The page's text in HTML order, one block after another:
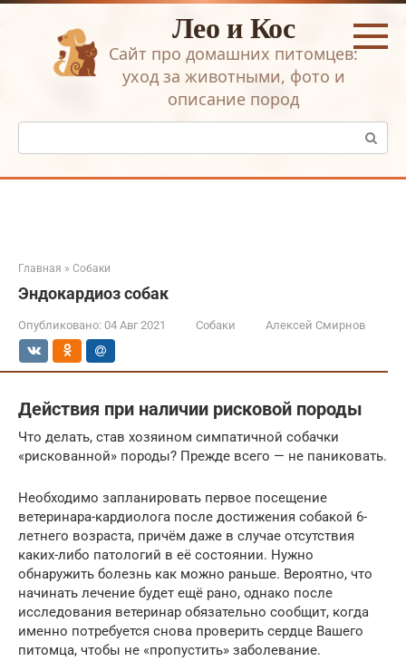
Перейти
Лео и Кос
Сайт про домашних питомцев:
уход за животными, фото и
описание пород
Поиск:
Главная » Собаки
Эндокардиоз собак
Опубликовано: 04 Авг 2021 Собаки Алексей Смирнов
Действия при наличии рисковой породы
Что делать, став хозяином симпатичной собачки
«рискованной» породы? Прежде всего — не паниковать.
Необходимо запланировать первое посещение
ветеринара-кардиолога после достижения собакой 6-
летнего возраста, причём даже в случае отсутствия
каких-либо патологий в её состоянии. Нужно
обнаружить болезнь как можно раньше. Вероятно, что
начинать лечение будет ещё рано, однако после
исследования ветеринар обязательно сообщит, когда
именно потребуется снова проверить сердце Вашего
питомца, чтобы не «пропустить» заболевание.